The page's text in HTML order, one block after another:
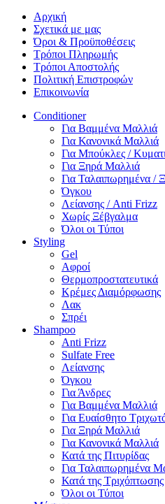
Αρχική
Σχετικά με μας
Όροι & Προϋποθέσεις
Τρόποι Πληρωμής
Τρόποι Αποστολής
Πολιτική Επιστροφών
Επικοινωνία
Conditioner
Για Βαμμένα Μαλλιά
Για Κανονικά Μαλλιά
Για Μπούκλες /
Για Ξηρά Μαλλιά
Για Ταλαιπωρημένα /
Όγκου
Λείανσης / Anti Frizz
Χωρίς Ξέβγαλμα
Όλοι οι Τύποι
Styling
Gel
Αφροί
Θερμοπροστατευτικά
Κρέμες Διαμόρφωσης
Λακ
Σπρέι
Shampoo
Anti Frizz
Sulfate Free
Λείανσης
Όγκου
Για Άνδρες
Για Βαμμένα Μαλλιά
Για Ευαίσθητο
Για Ξηρά Μαλλιά
Για Κανονικά Μαλλιά
Κατά της Πιτυρίδας
Για Ταλαιπωρημένα
Κατά της Τριχόπτωσης
Όλοι οι Τύποι